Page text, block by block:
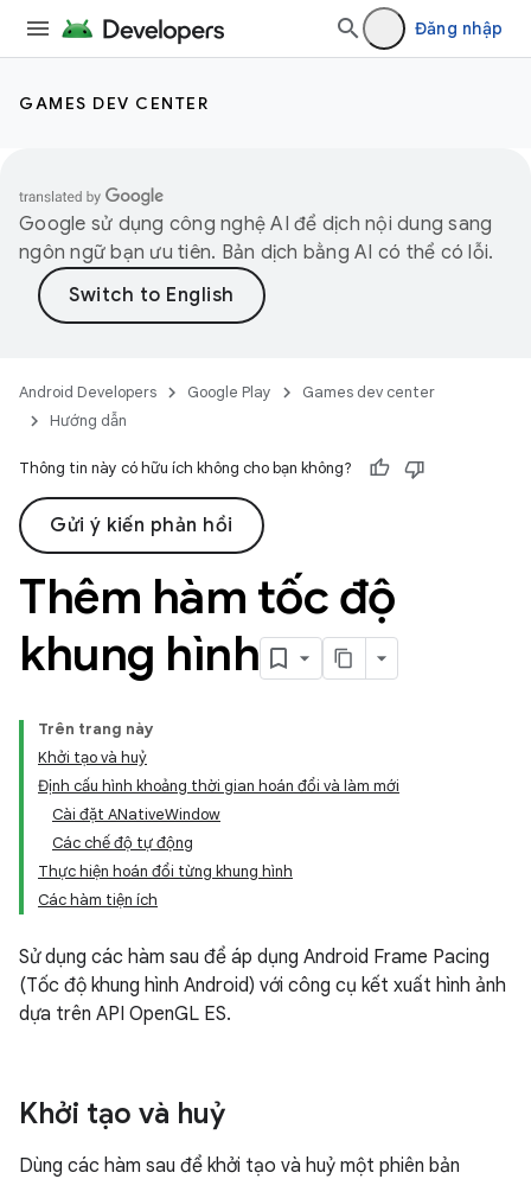
Đăng nhập
GAMES DEV CENTER
Google sử dụng công nghệ AI để dịch nội dung sang
ngôn ngữ bạn ưu tiên. Bản dịch bằng AI có thể có lỗi.
Android Developers Google Play
Games dev center
Hướng dẫn
Thông tin này có hữu ích không cho bạn không?
Gửi ý kiến phản hồi
Thêm hàm tốc độ
khung hình
Trên trang này
Khởi tạo và huỷ
Định cấu hình khoảng thời gian hoán đổi và làm mới
Cài đặt ANativeWindow
Các chế độ tự động
Thực hiện hoán đổi từng khung hình
Các hàm tiện ích
Sử dụng các hàm sau để áp dụng Android Frame Pacing
(Tốc độ khung hình Android) với công cụ kết xuất hình ảnh
dựa trên API OpenGL ES.
Khởi tạo và huỷ
Dùng các hàm sau để khởi tạo và huỷ một phiên bản